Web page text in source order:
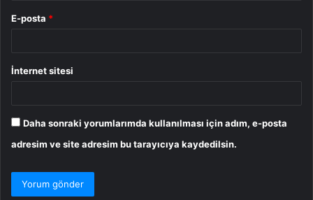
E-posta *
İnternet sitesi
Daha sonraki yorumlarımda kullanılması için adım, e-posta
adresim ve site adresim bu tarayıcıya kaydedilsin.